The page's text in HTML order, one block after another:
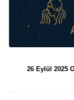
26 Eylül 2025